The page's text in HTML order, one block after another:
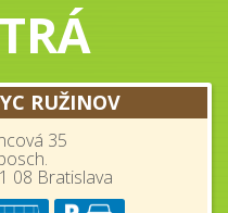
RUŽINOV
35
08 Bratislava